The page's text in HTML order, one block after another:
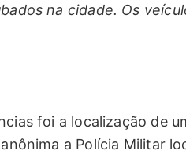
na cidade. Os
foi a localização de
a Polícia Militar